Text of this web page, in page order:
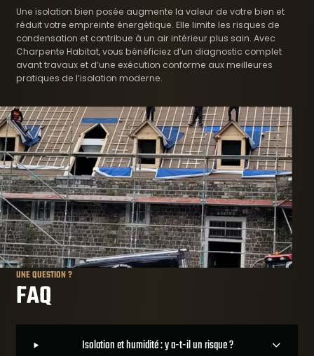
Une isolation bien posée augmente la valeur de votre bien et
réduit votre empreinte énergétique. Elle limite les risques de
condensation et contribue à un air intérieur plus sain. Avec
Charpente Habitat, vous bénéficiez d’un diagnostic complet
avant travaux et d’une exécution conforme aux meilleures
pratiques de l’isolation moderne.
UNE QUESTION ?
FAQ
Isolation et humidité : y a-t-il un risque ?